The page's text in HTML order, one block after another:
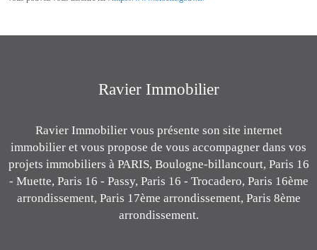
Ravier Immobilier
Ravier Immobilier vous présente son site internet
immobilier et vous propose de vous accompagner dans vos
projets immobiliers à PARIS, Boulogne-billancourt, Paris 16
- Muette, Paris 16 - Passy, Paris 16 - Trocadero, Paris 16ème
arrondissement, Paris 17ème arrondissement, Paris 8ème
arrondissement.